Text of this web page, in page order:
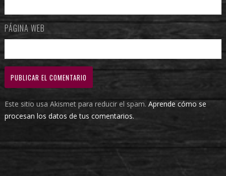
PÁGINA WEB
Este sitio usa Akismet para reducir el spam. Aprende cómo se
procesan los datos de tus comentarios.